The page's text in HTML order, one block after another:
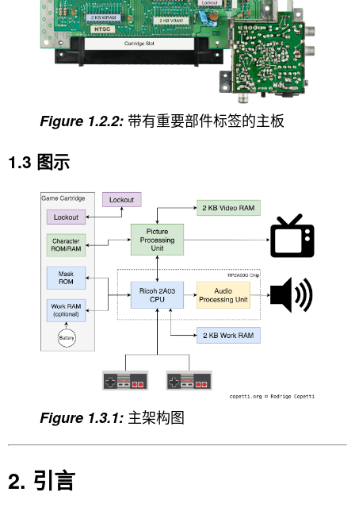
带有重要部件标签的主板
图示
主架构图
引言